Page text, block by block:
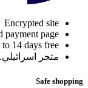
Encrypted site
payment page
14 days free
متجر
Safe shopping